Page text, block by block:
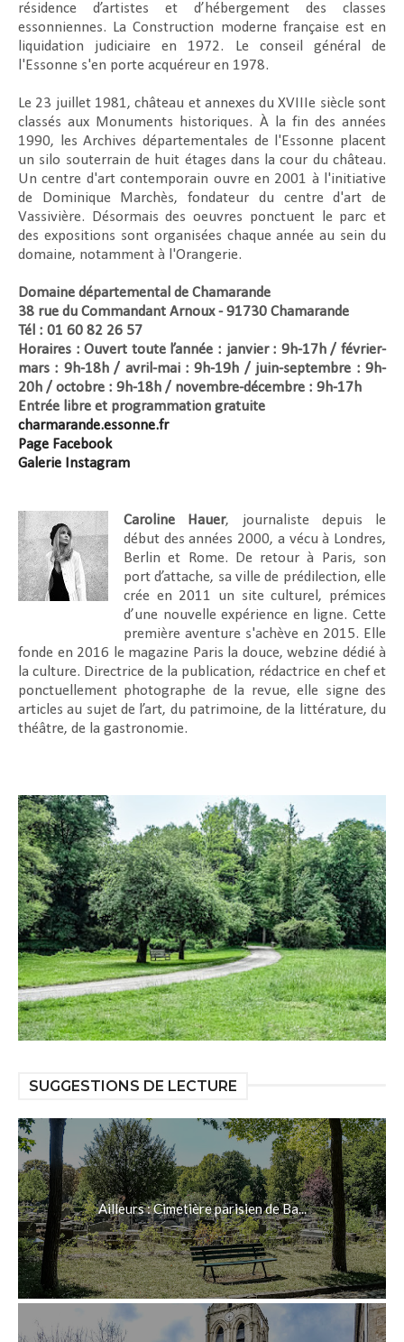
résidence d’artistes et d’hébergement des classes
essonniennes. La Construction moderne française est en
liquidation judiciaire en 1972. Le conseil général de
l'Essonne s'en porte acquéreur en 1978.
Le 23 juillet 1981, château et annexes du XVIIIe siècle sont
classés aux Monuments historiques. À la fin des années
1990, les Archives départementales de l'Essonne placent
un silo souterrain de huit étages dans la cour du château.
Un centre d'art contemporain ouvre en 2001 à l'initiative
de Dominique Marchès, fondateur du centre d'art de
Vassivière. Désormais des oeuvres ponctuent le parc et
des expositions sont organisées chaque année au sein du
domaine, notamment à l'Orangerie.
Domaine départemental de Chamarande
38 rue du Commandant Arnoux - 91730 Chamarande
Tél : 01 60 82 26 57
Horaires : Ouvert toute l’année : janvier : 9h-17h / février-
mars : 9h-18h / avril-mai : 9h-19h / juin-septembre : 9h-
20h / octobre : 9h-18h / novembre-décembre : 9h-17h
Entrée libre et programmation gratuite
charmarande.essonne.fr
Page Facebook
Galerie Instagram
Caroline Hauer, journaliste depuis le
début des années 2000, a vécu à Londres,
Berlin et Rome. De retour à Paris, son
port d’attache, sa ville de prédilection, elle
crée en 2011 un site culturel, prémices
d’une nouvelle expérience en ligne. Cette
première aventure s'achève en 2015. Elle
fonde en 2016 le magazine Paris la douce, webzine dédié à
la culture. Directrice de la publication, rédactrice en chef et
ponctuellement photographe de la revue, elle signe des
articles au sujet de l’art, du patrimoine, de la littérature, du
théâtre, de la gastronomie.
SUGGESTIONS DE LECTURE
Ailleurs : Cimetière parisien de Ba...